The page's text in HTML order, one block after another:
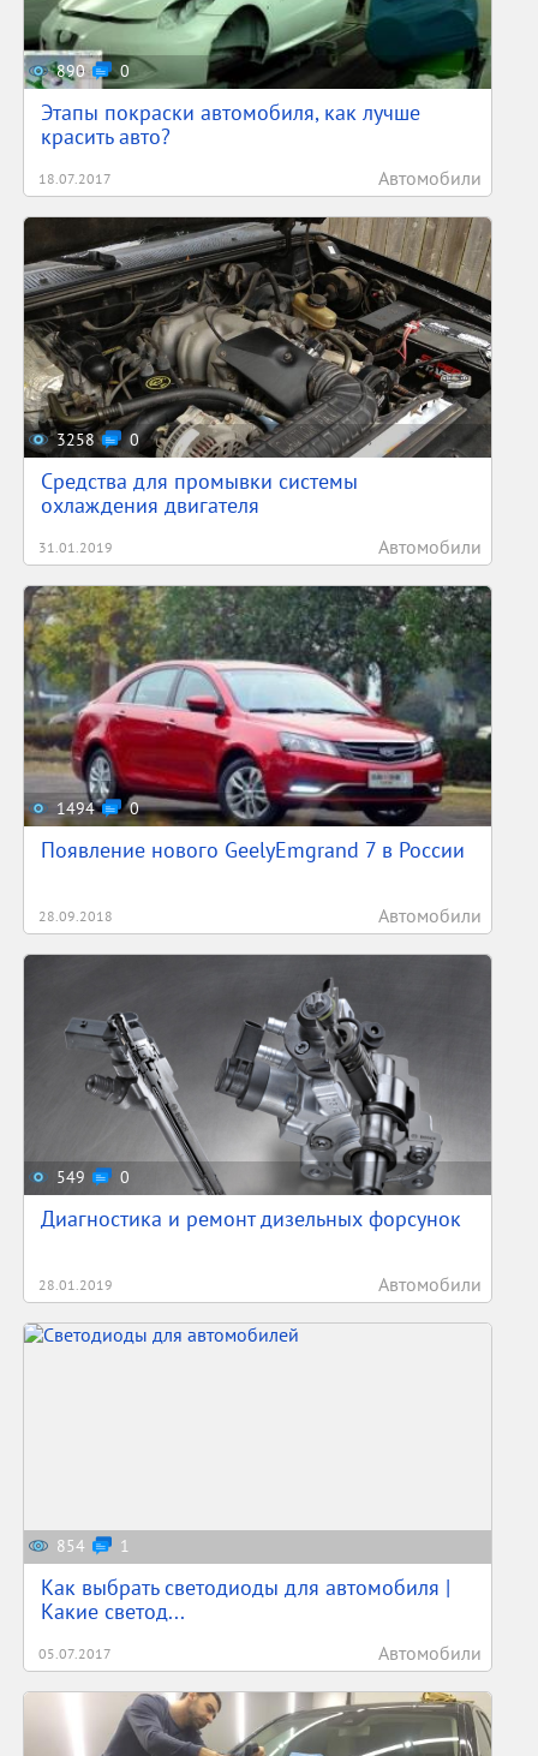
890 0
Этапы покраски автомобиля, как лучше
красить авто?
18.07.2017 Автомобили
3258 0
Средства для промывки системы
охлаждения двигателя
31.01.2019 Автомобили
1494 0
Появление нового GeelyEmgrand 7 в России
28.09.2018 Автомобили
549 0
Диагностика и ремонт дизельных форсунок
28.01.2019 Автомобили
854 1
Как выбрать светодиоды для автомобиля |
Какие светод...
05.07.2017 Автомобили